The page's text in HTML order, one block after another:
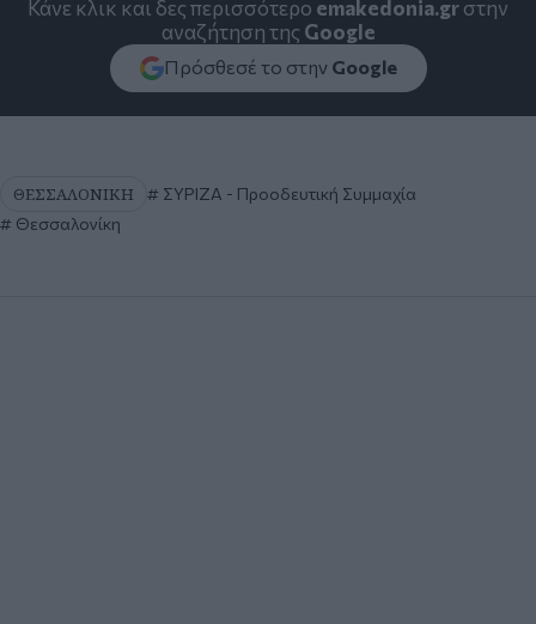
Κάνε κλικ και δες περισσότερο emakedonia.grστην
αναζήτηση της Google
Πρόσθεσέ το στην Google
ΘΕΣΣΑΛΟΝΙΚΗ
ΣΥΡΙΖΑ - Προοδευτική Συμμαχία
Θεσσαλονίκη